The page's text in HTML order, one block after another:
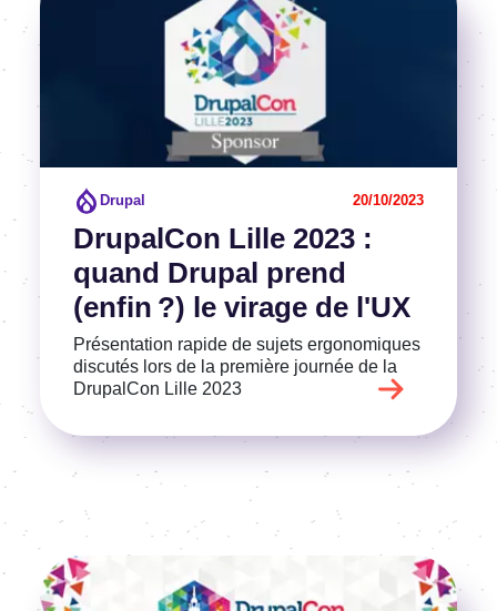
DrupalCon Lille 2023 :
quand Drupal prend
(enfin ?) le virage de l'UX
Drupal 20/10/2023
Présentation rapide de sujets ergonomiques
discutés lors de la première journée de la
DrupalCon Lille 2023
Voir l'article
Image